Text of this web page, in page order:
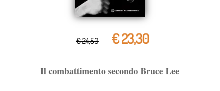
€ 24,50 € 23,30
Il combattimento secondo Bruce Lee